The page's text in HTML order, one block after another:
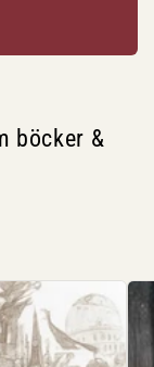
böcker &